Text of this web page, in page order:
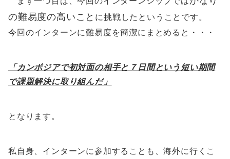
の難易度の高いこと に挑戦したということです。
今回のインターンに難易度を簡潔にまとめると・・・
「カンボジアで初対面の相手と７日間という短い期間
で課題解決に取り組んだ」
となります。
私自身、インターンに参加することも、海外に行くこ